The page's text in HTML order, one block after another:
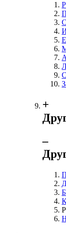
+
‒